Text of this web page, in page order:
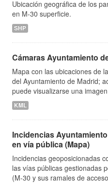
Ubicación geográfica de los
en M-30 superficie.
SHP
Cámaras Ayuntamiento
Mapa con las ubicaciones de
del Ayuntamiento de Madrid;
puede visualizarse una
KML
Incidencias
en vía pública (Mapa)
Incidencias geoposicionadas
las vías públicas gestionadas
(M-30 y sus ramales de